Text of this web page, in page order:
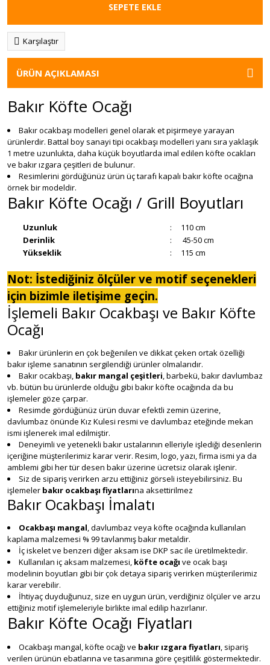
SEPETE EKLE
Karşılaştır
ÜRÜN AÇIKLAMASI
Bakır Köfte Ocağı
Bakır ocakbaşı modelleri genel olarak et pişirmeye yarayan
ürünlerdir. Battal boy sanayi tipi ocakbaşı modelleri yanı sıra yaklaşık
1 metre uzunlukta, daha küçük boyutlarda imal edilen köfte ocakları
ve bakır ızgara çeşitleri de bulunur.
Resimlerini gördüğünüz ürün üç tarafı kapalı bakır köfte ocağına
örnek bir modeldir.
Bakır Köfte Ocağı / Grill Boyutları
Uzunluk :
110 cm
Derinlik
:
45-50 cm
Yükseklik
: 115 cm
Not: İstediğiniz ölçüler ve motif seçenekleri
için bizimle iletişime geçin.
İşlemeli Bakır Ocakbaşı ve Bakır Köfte
Ocağı
Bakır ürünlerin en çok beğenilen ve dikkat çeken ortak özelliği
bakır işleme sanatının sergilendiği ürünler olmalarıdır.
Bakır ocakbaşı, bakır mangal çeşitleri, barbekü, bakır davlumbaz
vb. bütün bu ürünlerde olduğu gibi bakır köfte ocağında da bu
işlemeler göze çarpar.
Resimde gördüğünüz ürün duvar efektli zemin üzerine,
davlumbaz önünde Kız Kulesi resmi ve davlumbaz eteğinde mekan
ismi işlenerek imal edilmiştir.
Deneyimli ve yetenekli bakır ustalarının elleriyle işlediği desenlerin
içeriğine müşterilerimiz karar verir. Resim, logo, yazı, firma ismi ya da
amblemi gibi her tür desen bakır üzerine ücretsiz olarak işlenir.
Siz de sipariş verirken arzu ettiğiniz görseli isteyebilirsiniz. Bu
işlemeler bakır ocakbaşı fiyatlarına aksettirilmez
Bakır Ocakbaşı İmalatı
Ocakbaşı mangal, davlumbaz veya köfte ocağında kullanılan
kaplama malzemesi % 99 tavlanmış bakır metaldir.
İç iskelet ve benzeri diğer aksam ise DKP sac ile üretilmektedir.
Kullanılan iç aksam malzemesi, köfte ocağı ve ocak başı
modelinin boyutları gibi bir çok detaya sipariş verirken müşterilerimiz
karar verebilir.
İhtiyaç duyduğunuz, size en uygun ürün, verdiğiniz ölçüler ve arzu
ettiğiniz motif işlemeleriyle birlikte imal edilip hazırlanır.
Bakır Köfte Ocağı Fiyatları
Ocakbaşı mangal, köfte ocağı ve bakır ızgara fiyatları, sipariş
verilen ürünün ebatlarına ve tasarımına göre çeşitlilik göstermektedir.